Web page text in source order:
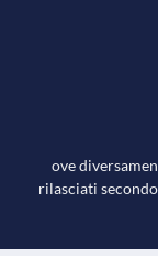
ove
rilasciati